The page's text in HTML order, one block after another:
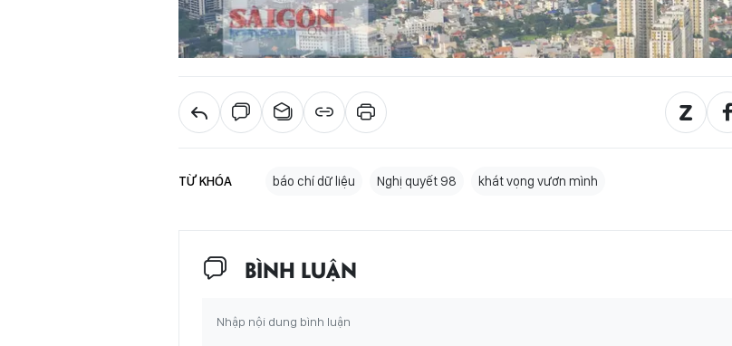
TỪ KHÓA báo chí dữ liệu Nghị quyết 98 khát vọng vươn mình
BÌNH LUẬN